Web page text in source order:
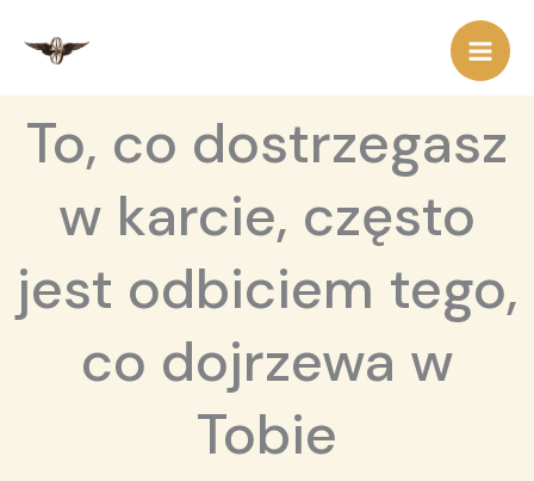
treści
To, co dostrzegasz
w karcie, często
jest odbiciem tego,
co dojrzewa w
Tobie